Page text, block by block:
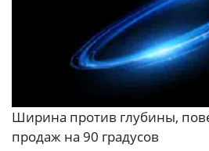
Ширина против глубины,
продаж на 90 градусов